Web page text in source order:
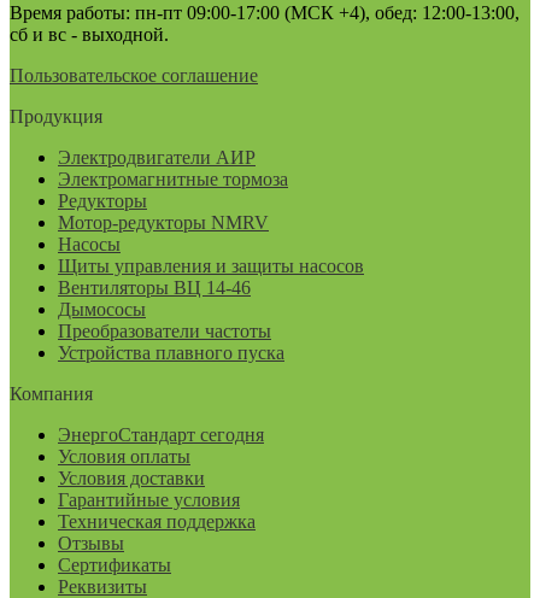
Время работы: пн-пт 09:00-17:00 (МСК +4), обед: 12:00-13:00,
сб и вс - выходной.
Пользовательское соглашение
Продукция
Электродвигатели АИР
Электромагнитные тормоза
Редукторы
Мотор-редукторы NMRV
Насосы
Щиты управления и защиты насосов
Вентиляторы ВЦ 14-46
Дымососы
Преобразователи частоты
Устройства плавного пуска
Компания
ЭнергоСтандарт сегодня
Условия оплаты
Условия доставки
Гарантийные условия
Техническая поддержка
Отзывы
Сертификаты
Реквизиты